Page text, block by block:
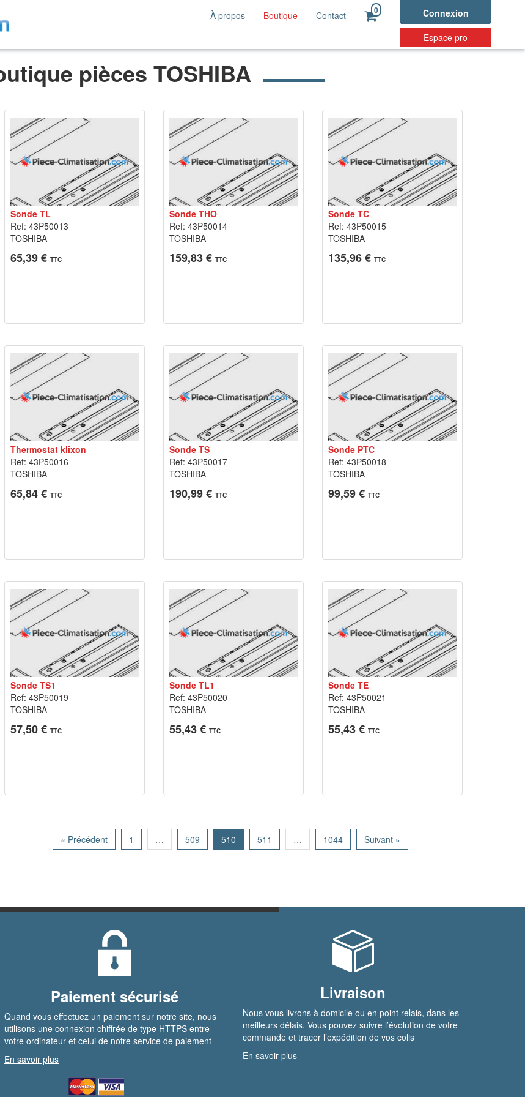
Connexion
Espace pro
À propos Boutique Contact 0
pièces TOSHIBA
Sonde TL
Ref: 43P50013
TOSHIBA
65,39 € TTC
Sonde THO
Ref: 43P50014
TOSHIBA
159,83 € TTC
Sonde TC
Ref: 43P50015
TOSHIBA
135,96 € TTC
Thermostat klixon
Ref: 43P50016
TOSHIBA
65,84 € TTC
Sonde TS
Ref: 43P50017
TOSHIBA
190,99 € TTC
Sonde PTC
Ref: 43P50018
TOSHIBA
99,59 € TTC
Sonde TS1
Ref: 43P50019
TOSHIBA
57,50 € TTC
Sonde TL1
Ref: 43P50020
TOSHIBA
55,43 € TTC
Sonde TE
Ref: 43P50021
TOSHIBA
55,43 € TTC
« Précédent 1 … 509 510 511 … 1044 Suivant »
Paiement sécurisé
Quand vous effectuez un paiement sur notre site, nous
utilisons une connexion chiffrée de type HTTPS entre
votre ordinateur et celui de notre service de paiement
En savoir plus
Livraison
Nous vous livrons à domicile ou en point relais, dans les
meilleurs délais. Vous pouvez suivre l’évolution de votre
commande et tracer l’expédition de vos colis
En savoir plus